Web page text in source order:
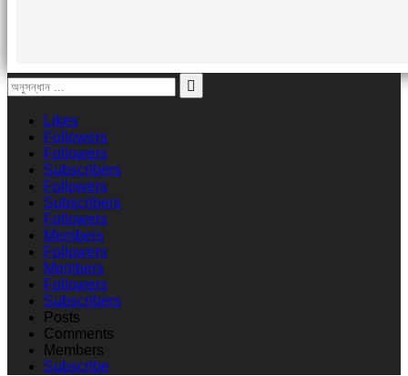
Likes
Followers
Followers
Subscribers
Followers
Subscribers
Followers
Members
Followers
Members
Followers
Subscribers
Posts
Comments
Members
Subscribe